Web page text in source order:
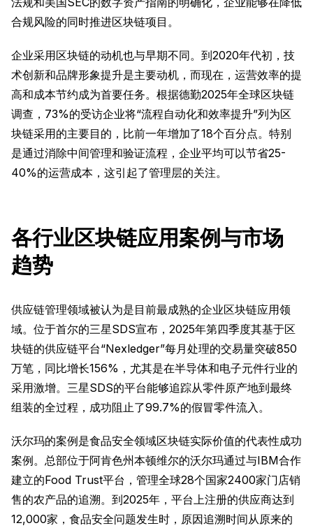
合规风险的同时推进区块链项目。
企业采用区块链的动机也与早期不同。到2020年代初，技
术创新和品牌形象提升是主要动机，而现在，运营效率的提
高和成本节约成为首要任务。根据德勤2025年全球区块链
调查，73%的受访企业将“流程自动化和效率提升”列为区
块链采用的主要目的，比前一年增加了18个百分点。特别
是通过消除中间管理和验证流程，企业平均可以节省25-
40%的运营成本，这引起了管理层的关注。
各行业区块链应用案例与市场
趋势
供应链管理领域被认为是目前最成熟的企业区块链应用领
域。位于首尔的三星SDS宣布，2025年第四季度其基于区
块链的供应链平台“Nexledger”每月处理的交易量突破850
万笔，同比增长156%，尤其是在半导体和电子元件行业的
采用激增。三星SDS的平台能够追踪从零件原产地到最终
组装的全过程，成功阻止了99.7%的假冒零件流入。
沃尔玛的案例是食品安全领域区块链实际价值的代表性成功
案例。总部位于阿肯色州本顿维尔的沃尔玛通过与IBM合作
建立的Food Trust平台，管理全球28个国家2400家门店销
售的农产品的追溯。到2025年，平台上注册的供应商达到
12,000家，食品安全问题发生时，原因追溯时间从原来的